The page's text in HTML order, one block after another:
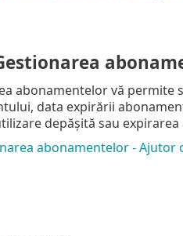
abonamentelor vă permite
data expirării
depășită sau
abonamentelor - Ajutor